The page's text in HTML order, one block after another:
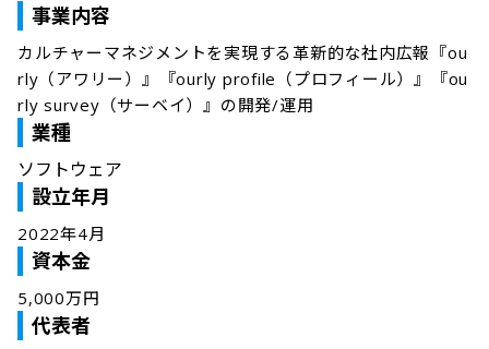
事業内容
カルチャーマネジメントを実現する革新的な社内広報『ou
rly（アワリー）』『ourly profile（プロフィール）』『ou
rly survey（サーベイ）』の開発/運用
業種
ソフトウェア
設立年月
2022年4月
資本金
5,000万円
代表者